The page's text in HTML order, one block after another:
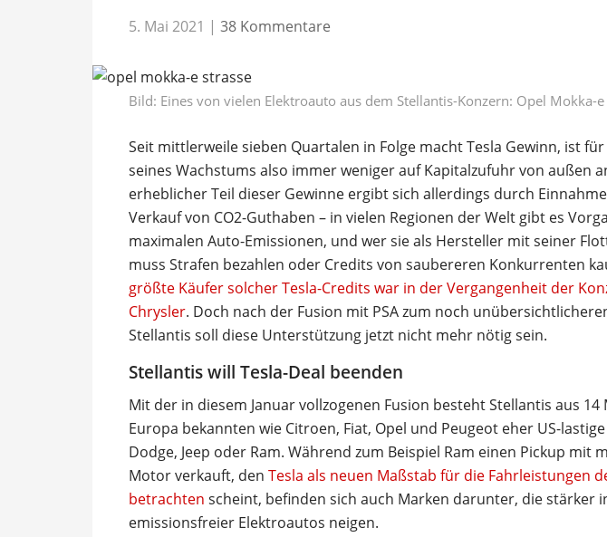
5. Mai 2021 | 38 Kommentare
Bild: Eines von vielen Elektroauto aus dem Stellantis-Konzern: Opel Mokka-
Seit mittlerweile sieben Quartalen in Folge macht Tesla Gewinn, ist
seines Wachstums also immer weniger auf Kapitalzufuhr von außen
erheblicher Teil dieser Gewinne ergibt sich allerdings durch
Verkauf von CO2-Guthaben – in vielen Regionen der Welt gibt es
maximalen Auto-Emissionen, und wer sie als Hersteller mit seiner
muss Strafen bezahlen oder Credits von saubereren Konkurrenten
größte Käufer solcher Tesla-Credits war in der Vergangenheit der
Chrysler. Doch nach der Fusion mit PSA zum noch
Stellantis soll diese Unterstützung jetzt nicht mehr nötig sein.
Stellantis will Tesla-Deal beenden
Mit der in diesem Januar vollzogenen Fusion besteht Stellantis aus 14
Europa bekannten wie Citroen, Fiat, Opel und Peugeot eher US-
Dodge, Jeep oder Ram. Während zum Beispiel Ram einen Pickup mit
Motor verkauft, den Tesla als neuen Maßstab für die Fahrleistungen
betrachten scheint, befinden sich auch Marken darunter, die stärker
emissionsfreier Elektroautos neigen.